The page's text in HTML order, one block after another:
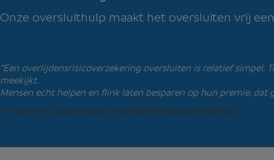
Onze oversluithulp maakt het oversluiten vrij
“Een overlijdensrisicoverzekering oversluiten is relatief
meekijkt.
Mensen echt helpen en flink laten besparen op hun premie, dat
— Rob van Lingen, expert overlijdensrisicoverzekering